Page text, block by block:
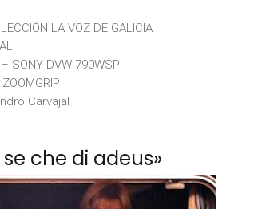
LA VOZ DE GALICIA
SONY DVW-790WSP
Carvajal
che di adeus»